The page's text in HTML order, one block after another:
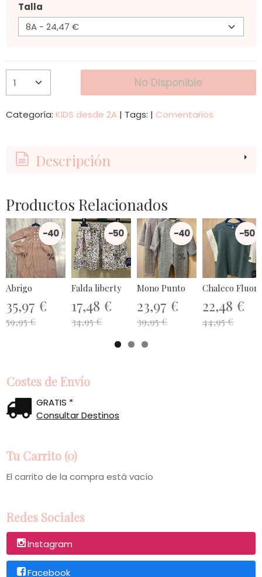
Costes de Envío
GRATIS *
Consultar Destinos
Tu Carrito (0)
El carrito de la compra está vacío
Redes Sociales
Instagram
Facebook
Talla
No Disponible
Categoría: KIDS desde 2A | Tags: | Comentarios
Descripción
Productos Relacionados
-40
%
Abrigo
35,97 €
59,95 €
-50
%
Falda liberty
17,48 €
34,95 €
-40
%
Mono Punto
23,97 €
39,95 €
-50
%
Chaleco Fluor
22,48 €
44,95 €